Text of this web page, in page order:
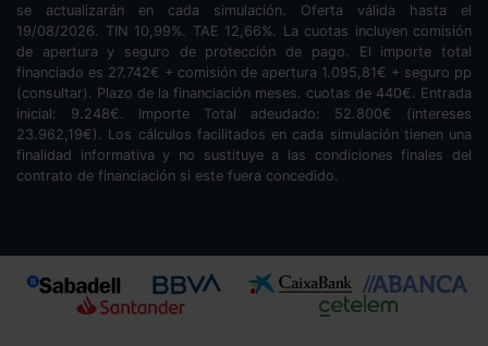
se actualizarán en cada simulación. Oferta válida hasta el
19/08/2026. TIN 10,99%. TAE 12,66%. La cuotas incluyen comisión
de apertura y seguro de protección de pago. El importe total
financiado es 27.742€ + comisión de apertura 1.095,81€ + seguro pp
(consultar). Plazo de la financiación meses. cuotas de 440€. Entrada
inicial: 9.248€. Importe Total adeudado: 52.800€ (intereses
23.962,19€). Los cálculos facilitados en cada simulación tienen una
finalidad informativa y no sustituye a las condiciones finales del
contrato de financiación si este fuera concedido.